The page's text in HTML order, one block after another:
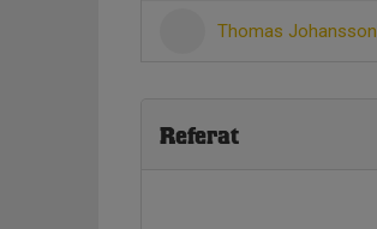
Thomas Johansson
Referat